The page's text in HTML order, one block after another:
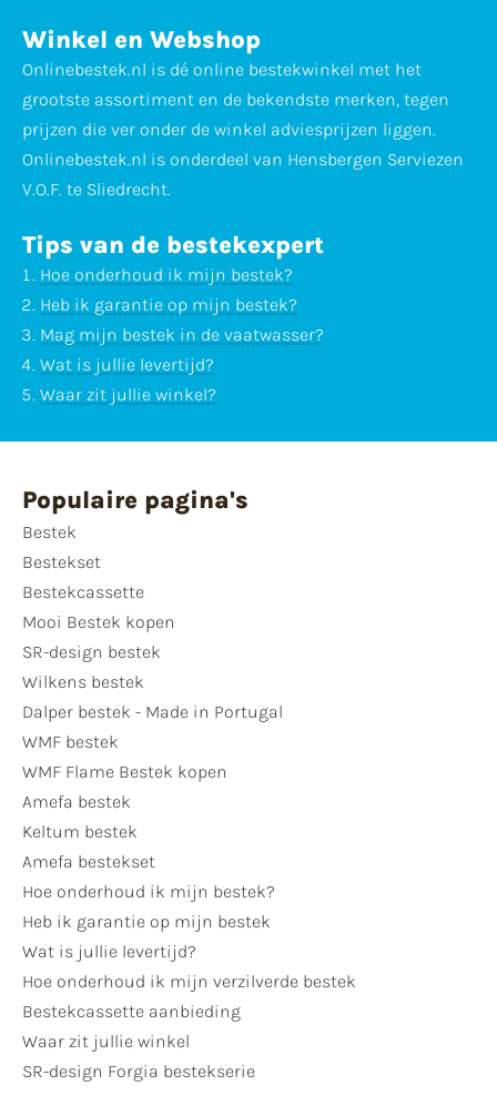
Winkel en Webshop
Onlinebestek.nl is dé online bestekwinkel met het
grootste assortiment en de bekendste merken, tegen
prijzen die ver onder de winkel adviesprijzen liggen.
Onlinebestek.nl is onderdeel van Hensbergen Serviezen
V.O.F. te Sliedrecht.
Tips van de bestekexpert
Hoe onderhoud ik mijn bestek?
Heb ik garantie op mijn bestek?
Mag mijn bestek in de vaatwasser?
Wat is jullie levertijd?
Waar zit jullie winkel?
Populaire pagina's
Bestek
Bestekset
Bestekcassette
Mooi Bestek kopen
SR-design bestek
Wilkens bestek
Dalper bestek - Made in Portugal
WMF bestek
WMF Flame Bestek kopen
Amefa bestek
Keltum bestek
Amefa bestekset
Hoe onderhoud ik mijn bestek?
Heb ik garantie op mijn bestek
Wat is jullie levertijd?
Hoe onderhoud ik mijn verzilverde bestek
Bestekcassette aanbieding
Waar zit jullie winkel
SR-design Forgia bestekserie